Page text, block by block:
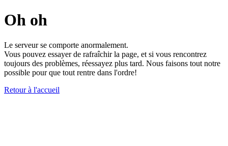
Oh oh
Le serveur se comporte anormalement.
Vous pouvez essayer de rafraîchir la page, et si vous rencontrez
toujours des problèmes, réessayez plus tard. Nous faisons tout notre
possible pour que tout rentre dans l'ordre!
Retour à l'accueil